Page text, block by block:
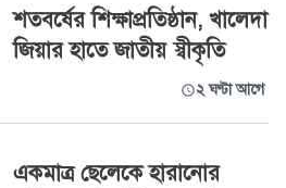
শতবর্ষের শিক্ষাপ্রতিষ্ঠান, খালেদা
জিয়ার হাতে জাতীয় স্বীকৃতি
২ ঘণ্টা আগে
একমাত্র ছেলেকে হারানোর